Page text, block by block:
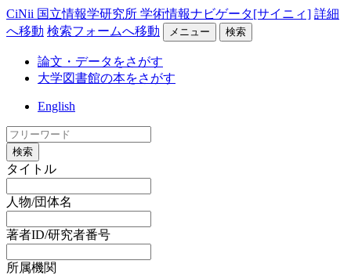
CiNii 国立情報学研究所 学術情報ナビゲータ[サイニィ] 詳細
へ移動 検索フォームへ移動 メニュー 検索
論文・データをさがす
大学図書館の本をさがす
English
検索
タイトル
人物/団体名
著者ID/研究者番号
所属機関